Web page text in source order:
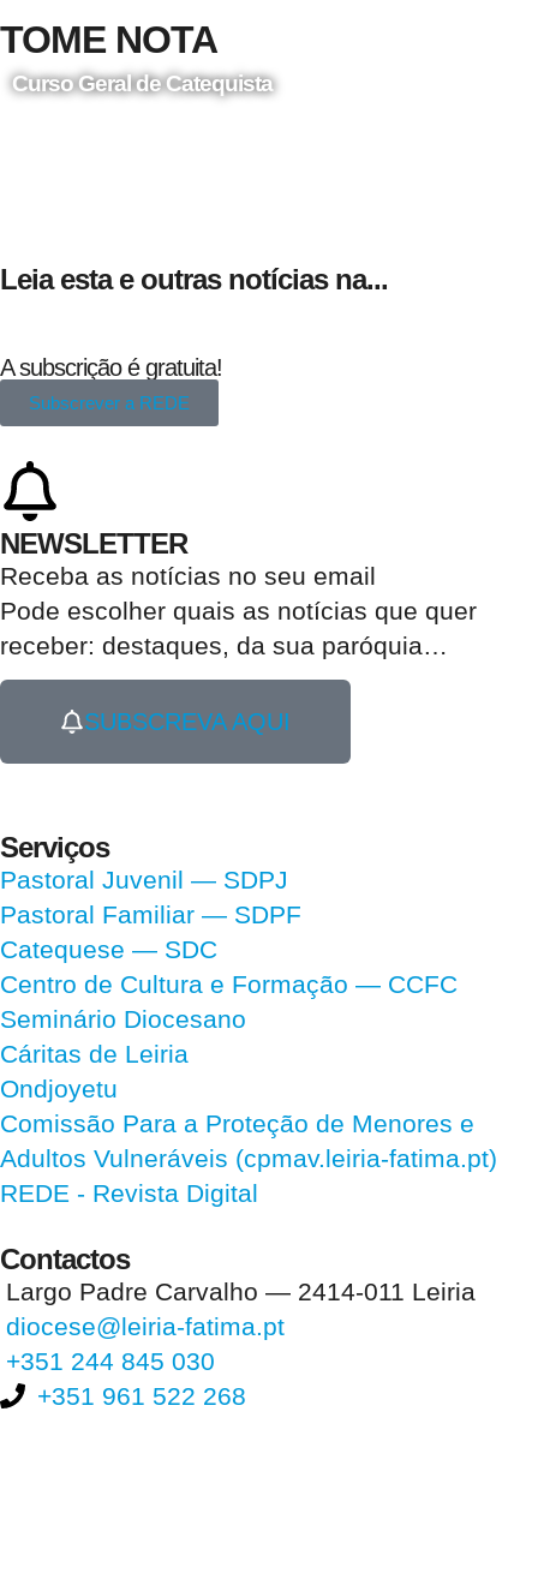
TOME NOTA
Curso Geral de Catequista
Leia esta e outras notícias na...
A subscrição é gratuita!
Subscrever a REDE
NEWSLETTER
Receba as notícias no seu email​
Pode escolher quais as notícias que quer
receber: destaques, da sua paróquia…
SUBSCREVA AQUI
Serviços
Pastoral Juvenil — SDPJ
Pastoral Familiar — SDPF
Catequese — SDC
Centro de Cultura e Formação — CCFC
Seminário Diocesano
Cáritas de Leiria
Ondjoyetu
Comissão Para a Proteção de Menores e
Adultos Vulneráveis (cpmav.leiria-fatima.pt)
REDE - Revista Digital
Contactos
Largo Padre Carvalho — 2414-011 Leiria
diocese@leiria-fatima.pt
+351 244 845 030
+351 961 522 268